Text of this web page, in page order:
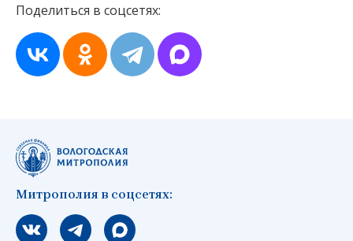
Поделиться в соцсетях:
Митрополия в соцсетях:
Мы вконтакте
Мы в telegram
Мы в Макс